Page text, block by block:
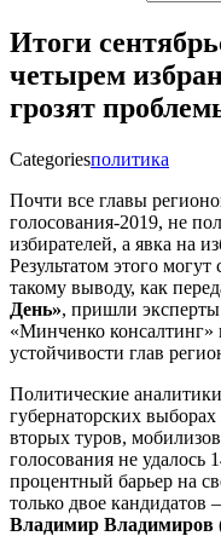
Итоги
четырем
грозят
Categoriesполитика
Почти все главы
голосования-2019, не
избирателей, а явка на
Результатом этого
такому выводу, как
День», пришли
«Минченко консалтинг»
устойчивости глав
Политические
губернаторских
вторых туров,
голосования не удалось
процентный барьер на
только двое кандидатов
Владимир Владимиров